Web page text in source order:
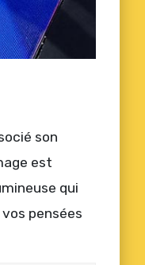
son
est
qui
pensées